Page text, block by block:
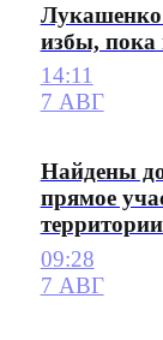
Лукашенко
избы, пока
14:11
7 АВГ
Найдены
прямое
09:28
7 АВГ